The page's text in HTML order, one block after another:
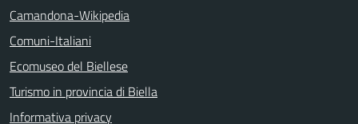
Camandona-Wikipedia
Comuni-Italiani
Ecomuseo del Biellese
Turismo in provincia di Biella
Informativa privacy